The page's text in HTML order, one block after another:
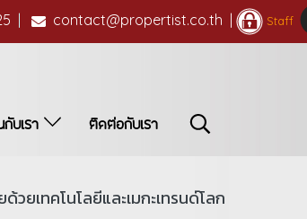
contact@propertist.co.th | Staff
บเรา ติดต่อกับเรา
ยเทคโนโลยีและเมกะเทรนด์โลก